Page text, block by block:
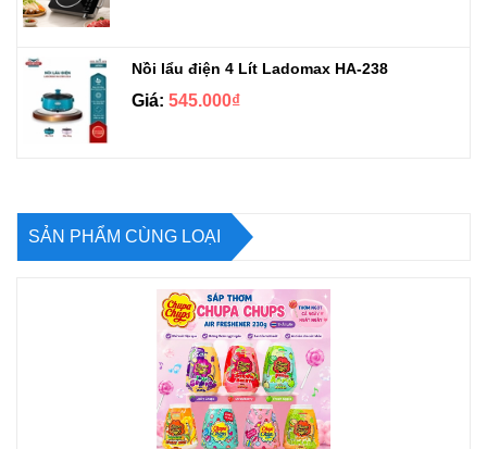
Nồi lẩu điện 4 Lít Ladomax HA-238
Giá: 545.000₫
SẢN PHẨM CÙNG LOẠI